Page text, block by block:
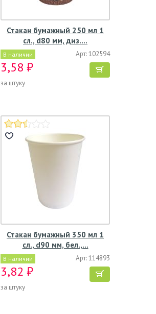
Стакан бумажный 250 мл 1
сл., d80 мм, диз.…
В наличии Арт: 102594
3,58 ₽
за штуку
Стакан бумажный 350 мл 1
сл., d90 мм, бел.,…
В наличии Арт: 114893
3,82 ₽
за штуку